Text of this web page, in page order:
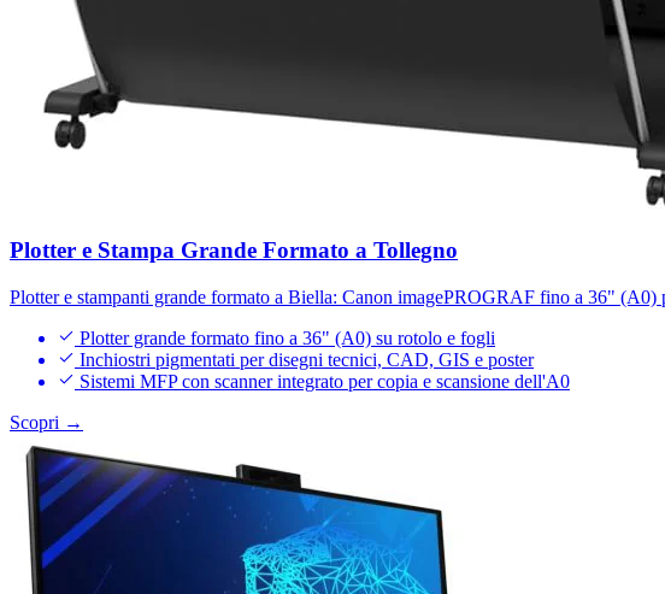
Plotter e Stampa Grande Formato a Tollegno
Plotter e stampanti grande formato a Biella: Canon imagePROGRAF fino a 36"
Plotter grande formato fino a 36" (A0) su rotolo e fogli
Inchiostri pigmentati per disegni tecnici, CAD, GIS e poster
Sistemi MFP con scanner integrato per copia e scansione dell'A0
Scopri →